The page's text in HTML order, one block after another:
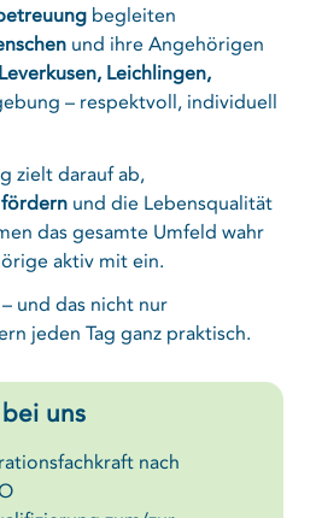
begleiten
und ihre Angehörigen
Leichlingen,
– respektvoll, individuell
zielt darauf ab,
und die Lebensqualität
das gesamte Umfeld wahr
aktiv mit ein.
– und das nicht nur
jeden Tag ganz praktisch.
uns
nach